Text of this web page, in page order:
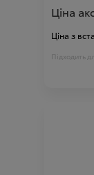
Ціна
Ціна з
Підходить